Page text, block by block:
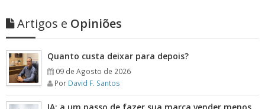
Artigos e Opiniões
Quanto custa deixar para depois?
09 de Agosto de 2026
Por David F. Santos